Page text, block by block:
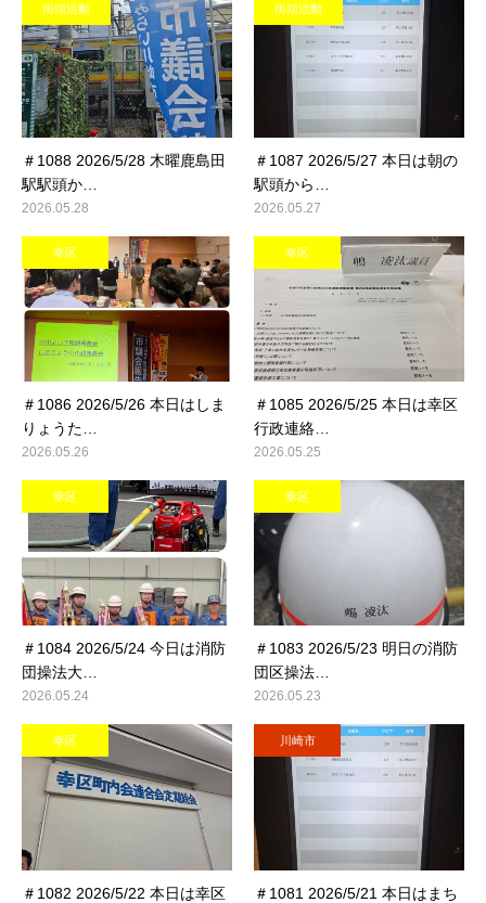
街頭活動
＃1088 2026/5/28 木曜鹿島田
駅駅頭か…
2026.05.28
街頭活動
＃1087 2026/5/27 本日は朝の
駅頭から…
2026.05.27
幸区
＃1086 2026/5/26 本日はしま
りょうた…
2026.05.26
幸区
＃1085 2026/5/25 本日は幸区
行政連絡…
2026.05.25
幸区
＃1084 2026/5/24 今日は消防
団操法大…
2026.05.24
幸区
＃1083 2026/5/23 明日の消防
団区操法…
2026.05.23
幸区
＃1082 2026/5/22 本日は幸区
川崎市
＃1081 2026/5/21 本日はまち